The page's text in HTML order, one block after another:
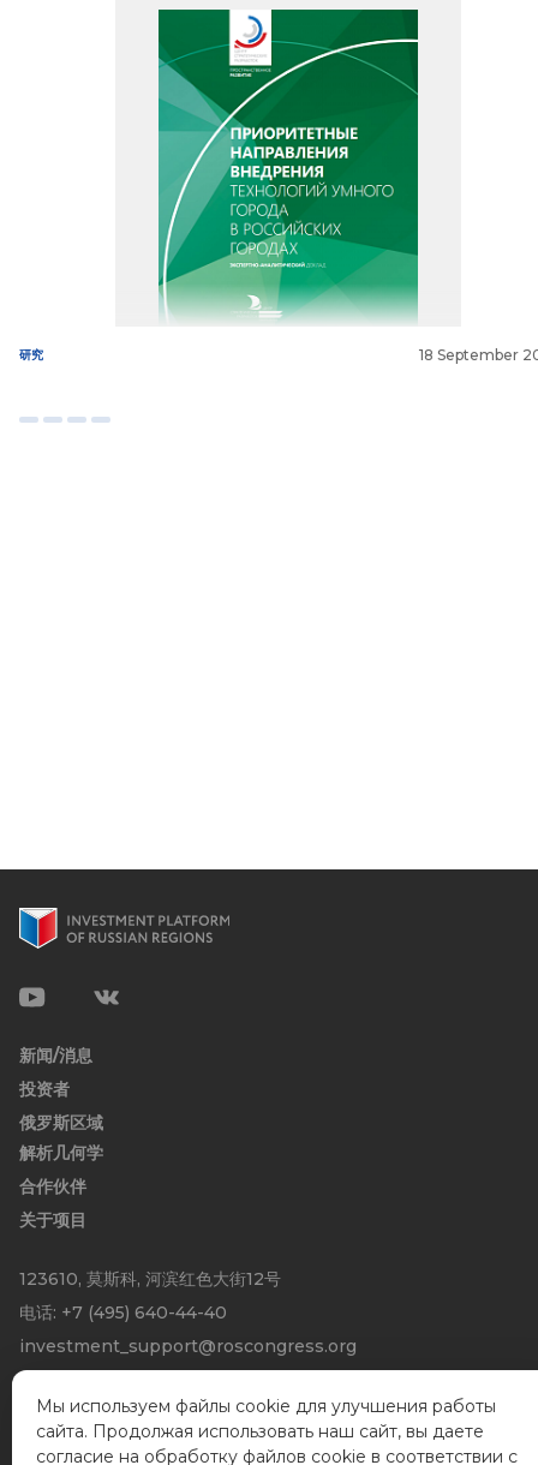
研究 18 September
新闻/消息
投资者
俄罗斯区域
解析几何学
合作伙伴
关于项目
123610, 莫斯科, 河滨红色大街12号
电话: +7 (495) 640-44-40
investment_support@roscongress.org
© 2020-2026 俄罗斯投资区域门户
Мы используем файлы cookie для улучшения работы
сайта. Продолжая использовать наш сайт, вы даете
согласие на обработку файлов cookie в соответствии с